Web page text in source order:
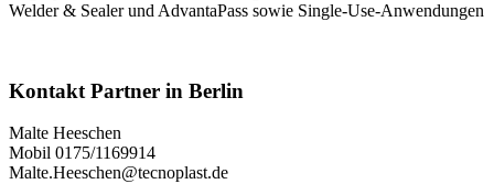
Welder & Sealer und AdvantaPass sowie Single-Use-Anwendungen
Kontakt Partner in Berlin
Malte Heeschen
Mobil 0175/1169914
Malte.Heeschen@tecnoplast.de